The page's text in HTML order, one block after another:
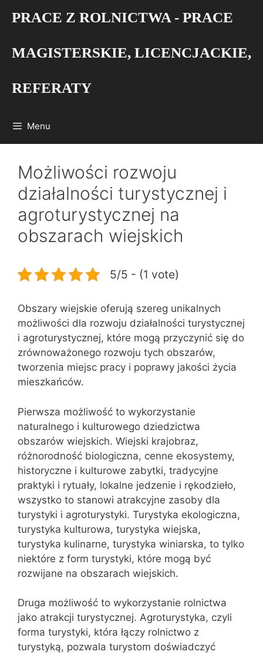
PRACE Z ROLNICTWA - PRACE
MAGISTERSKIE, LICENCJACKIE,
REFERATY
Menu
Możliwości rozwoju
działalności turystycznej i
agroturystycznej na
obszarach wiejskich
5/5 - (1 vote)
Obszary wiejskie oferują szereg unikalnych
możliwości dla rozwoju działalności turystycznej
i agroturystycznej, które mogą przyczynić się do
zrównoważonego rozwoju tych obszarów,
tworzenia miejsc pracy i poprawy jakości życia
mieszkańców.
Pierwsza możliwość to wykorzystanie
naturalnego i kulturowego dziedzictwa
obszarów wiejskich. Wiejski krajobraz,
różnorodność biologiczna, cenne ekosystemy,
historyczne i kulturowe zabytki, tradycyjne
praktyki i rytuały, lokalne jedzenie i rękodzieło,
wszystko to stanowi atrakcyjne zasoby dla
turystyki i agroturystyki. Turystyka ekologiczna,
turystyka kulturowa, turystyka wiejska,
turystyka kulinarne, turystyka winiarska, to tylko
niektóre z form turystyki, które mogą być
rozwijane na obszarach wiejskich.
Druga możliwość to wykorzystanie rolnictwa
jako atrakcji turystycznej. Agroturystyka, czyli
forma turystyki, która łączy rolnictwo z
turystyką, pozwala turystom doświadczyć